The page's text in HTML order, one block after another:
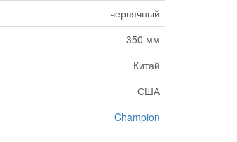
червячный
350 мм
Китай
США
Champion